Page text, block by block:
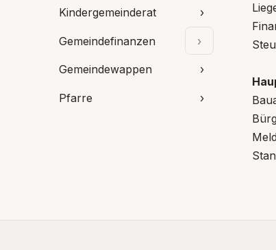
Kindergemeinderat
›
Gemeindefinanzen ›
Unterpunkte
Gemeindewappen
›
Pfarre ›